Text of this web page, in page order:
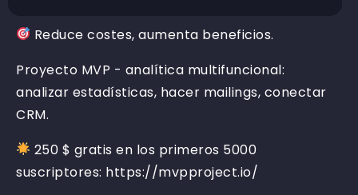
Reduce costes, aumenta beneficios.
Proyecto MVP - analítica multifuncional:
analizar estadísticas, hacer mailings, conectar
CRM.
250 $ gratis en los primeros 5000
suscriptores: https://mvpproject.io/